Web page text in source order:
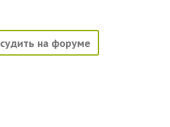
на форуме